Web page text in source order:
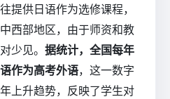
提供日语作为选修课程，
西部地区，由于师资和教
少见。 据统计，全国每年
作为高考外语，这一数字
上升趋势，反映了学生对